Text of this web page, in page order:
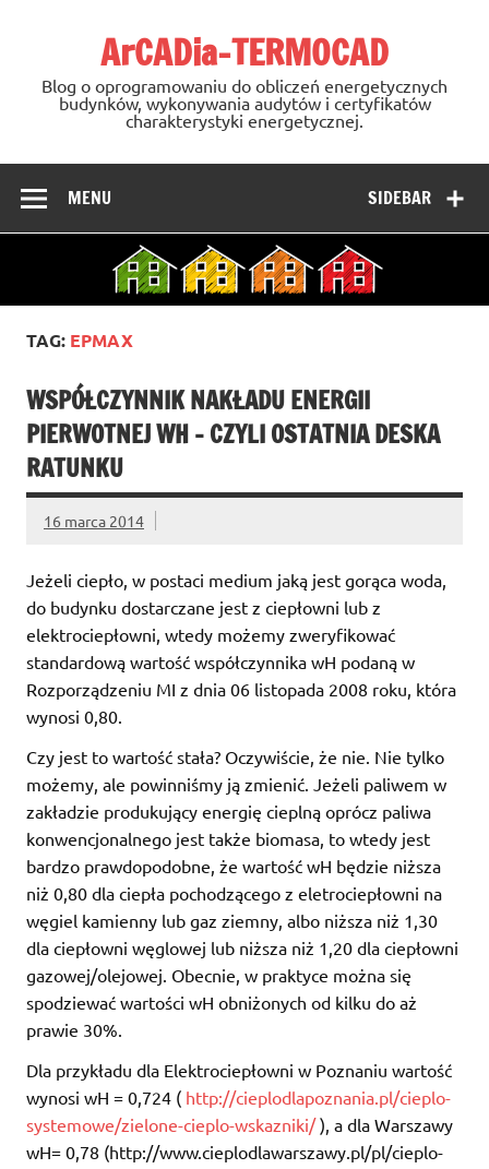
ArCADia-TERMOCAD
Blog o oprogramowaniu do obliczeń energetycznych
budynków, wykonywania audytów i certyfikatów
charakterystyki energetycznej.
SIDEBAR
MENU
TAG: EPMAX
WSPÓŁCZYNNIK NAKŁADU ENERGII
PIERWOTNEJ WH – CZYLI OSTATNIA DESKA
RATUNKU
16 marca 2014
Jeżeli ciepło, w postaci medium jaką jest gorąca woda,
do budynku dostarczane jest z ciepłowni lub z
elektrociepłowni, wtedy możemy zweryfikować
standardową wartość współczynnika wH podaną w
Rozporządzeniu MI z dnia 06 listopada 2008 roku, która
wynosi 0,80.
Czy jest to wartość stała? Oczywiście, że nie. Nie tylko
możemy, ale powinniśmy ją zmienić. Jeżeli paliwem w
zakładzie produkujący energię cieplną oprócz paliwa
konwencjonalnego jest także biomasa, to wtedy jest
bardzo prawdopodobne, że wartość wH będzie niższa
niż 0,80 dla ciepła pochodzącego z eletrociepłowni na
węgiel kamienny lub gaz ziemny, albo niższa niż 1,30
dla ciepłowni węglowej lub niższa niż 1,20 dla ciepłowni
gazowej/olejowej. Obecnie, w praktyce można się
spodziewać wartości wH obniżonych od kilku do aż
prawie 30%.
Dla przykładu dla Elektrociepłowni w Poznaniu wartość
wynosi wH = 0,724 ( http://cieplodlapoznania.pl/cieplo-
systemowe/zielone-cieplo-wskazniki/), a dla Warszawy
wH= 0,78 (http://www.cieplodlawarszawy.pl/pl/cieplo-